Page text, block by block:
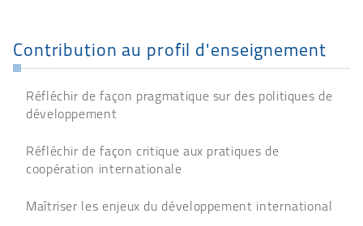
Contribution au profil d'enseignement
Réfléchir de façon pragmatique sur des politiques de
développement
Réfléchir de façon critique aux pratiques de
coopération internationale
Maîtriser les enjeux du développement international